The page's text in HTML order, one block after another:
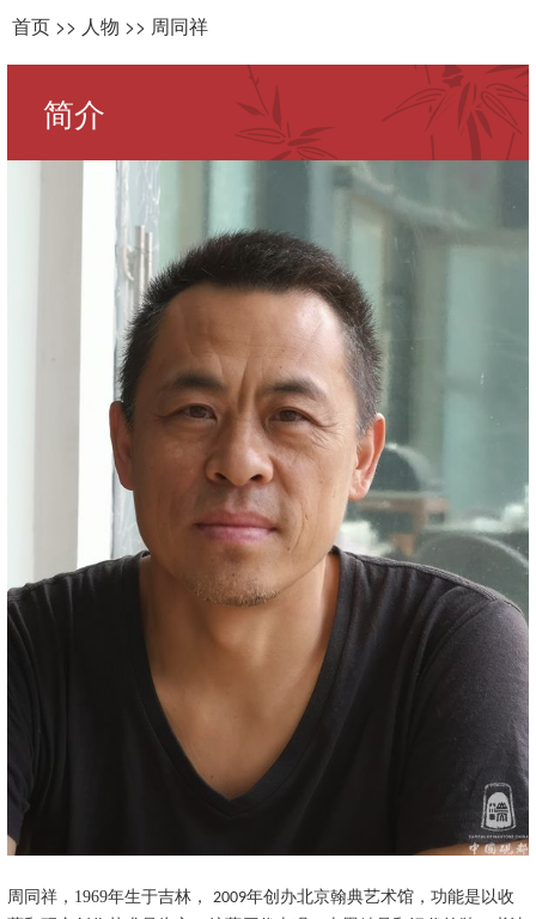
首页 >> 人物 >> 周同祥
简介
周同祥， 1969年生于吉林， 2009年创办北京翰典艺术馆，功能是以收